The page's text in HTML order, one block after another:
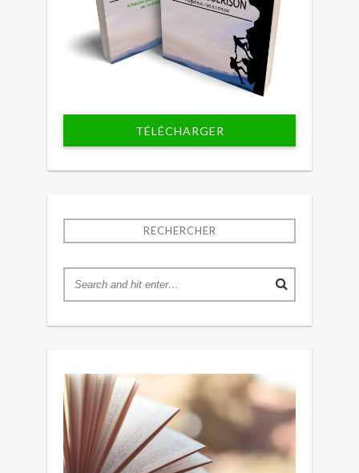
TÉLÉCHARGER
RECHERCHER